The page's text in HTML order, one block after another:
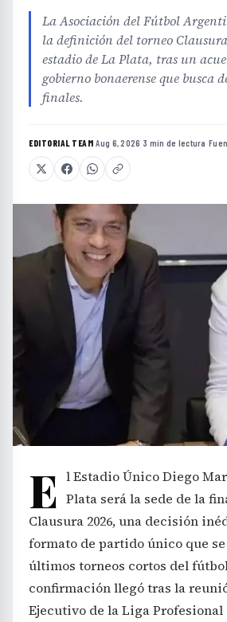
La Asociación del Fútbol
la definición del torneo
estadio de La Plata, tras un
gobierno bonaerense que busca
finales.
EDITORIAL TEAM·Aug 6, 2026 ·3 min de lectura ·
E l Estadio Único Diego
Plata será la sede de la
Clausura 2026, una decisión
formato de partido único que
últimos torneos cortos del
confirmación llegó tras la
Ejecutivo de la Liga Profesional